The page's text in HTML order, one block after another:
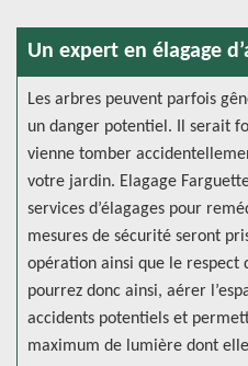
Un expert en élagage
Les arbres peuvent parfois
un danger potentiel. Il serait
vienne tomber
votre jardin. Elagage
services d’élagages pour
mesures de sécurité seront
opération ainsi que le respect
pourrez donc ainsi, aérer
accidents potentiels et
maximum de lumière dont